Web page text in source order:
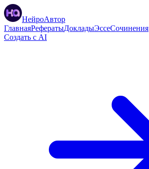
НейроАвтор
ГлавнаяРефератыДокладыЭссеСочинения
Создать с AI